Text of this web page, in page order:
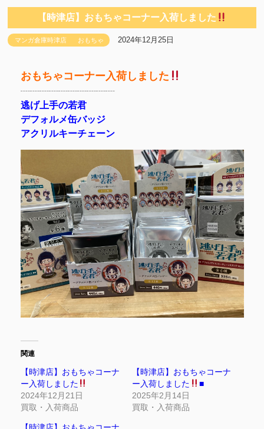
【時津店】おもちゃコーナー入荷しました
マンガ倉庫時津店 おもちゃ 2024年12月25日
おもちゃコーナー入荷しました
┈┈┈┈┈┈┈┈┈┈
逃げ上手の若君
デフォルメ缶バッジ
アクリルキーチェーン
関連
【時津店】おもちゃコーナ
ー入荷しました
2024年12月21日
買取・入荷商品
【時津店】おもちゃコーナ
ー入荷しました
■
2025年2月14日
買取・入荷商品
【時津店】おもちゃコーナ